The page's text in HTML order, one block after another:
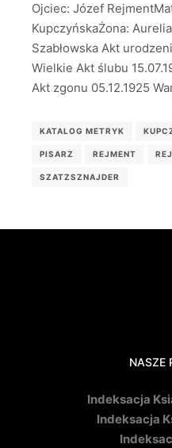
Ojciec: Józef
KupczyńskaŻona:
Szabłowska Akt
Wielkie Akt ślubu
Akt zgonu 05.12.1925
KATALOG METRYK
PISARZ REJMENT
SZATZSZNAJDER
NASZE
Indeksacja
Indeksacja